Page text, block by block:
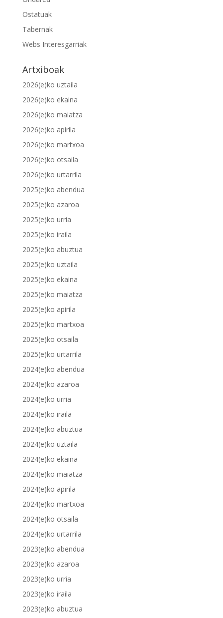
Ostatuak
Tabernak
Webs Interesgarriak
Artxiboak
2026(e)ko uztaila
2026(e)ko ekaina
2026(e)ko maiatza
2026(e)ko apirila
2026(e)ko martxoa
2026(e)ko otsaila
2026(e)ko urtarrila
2025(e)ko abendua
2025(e)ko azaroa
2025(e)ko urria
2025(e)ko iraila
2025(e)ko abuztua
2025(e)ko uztaila
2025(e)ko ekaina
2025(e)ko maiatza
2025(e)ko apirila
2025(e)ko martxoa
2025(e)ko otsaila
2025(e)ko urtarrila
2024(e)ko abendua
2024(e)ko azaroa
2024(e)ko urria
2024(e)ko iraila
2024(e)ko abuztua
2024(e)ko uztaila
2024(e)ko ekaina
2024(e)ko maiatza
2024(e)ko apirila
2024(e)ko martxoa
2024(e)ko otsaila
2024(e)ko urtarrila
2023(e)ko abendua
2023(e)ko azaroa
2023(e)ko urria
2023(e)ko iraila
2023(e)ko abuztua